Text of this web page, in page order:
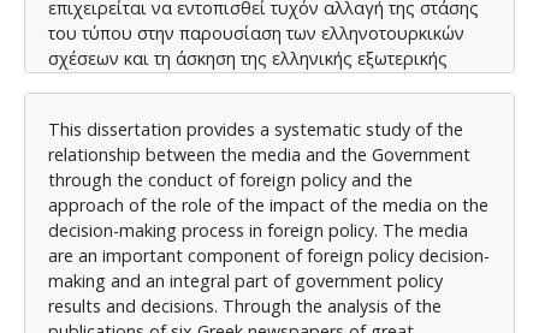
επιχειρείται να εντοπισθεί τυχόν αλλαγή της στάσης
του τύπου στην παρουσίαση των ελληνοτουρκικών
σχέσεων και τη άσκηση της ελληνικής εξωτερικής
γεγονότων. Η στάση του τύπου αντανακλά το ήπιο
εσωτερικό πολιτικό κλίμα της εξεταζόμενης περιόδου
και είναι υποστηρικτική των κυβερνητικών χειρισμών.
Η αύξηση του ποσοστού των άρθρων άποψης
συμβάλει στον πλουραλισμό της ενημέρωσης,
ωστόσο απουσιάζουν τα άρθρα ανάλυσης και
επεξήγησης με αποτέλεσμα να παραμένει ο κίνδυνος
αποσπασματική ενημέρωση της ελληνικής κοινής
This dissertation provides a systematic study of the
relationship between the media and the Government
through the conduct of foreign policy and the
approach of the role of the impact of the media on the
decision-making process in foreign policy. The media
are an important component of foreign policy decision-
making and an integral part of government policy
results and decisions. Through the analysis of the